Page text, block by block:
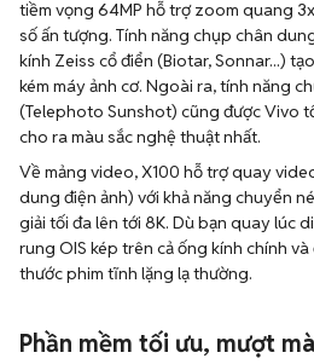
tiềm vọng 64MP hỗ trợ zoom quang
số ấn tượng. Tính năng chụp chân
kính Zeiss cổ điển (Biotar, Sonnar...)
kém máy ảnh cơ. Ngoài ra, tính năng
(Telephoto Sunshot) cũng được Vivo
cho ra màu sắc nghệ thuật nhất.
Về mảng video, X100 hỗ trợ quay
dung điện ảnh) với khả năng chuyển
giải tối đa lên tới 8K. Dù bạn quay lúc
rung OIS kép trên cả ống kính chính
thước phim tĩnh lặng lạ thường.
Phần mềm tối ưu, mượt